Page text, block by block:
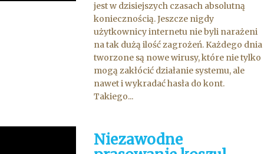
jest w dzisiejszych czasach absolutną
koniecznością. Jeszcze nigdy
użytkownicy internetu nie byli narażeni
na tak dużą ilość zagrożeń. Każdego dnia
tworzone są nowe wirusy, które nie tylko
mogą zakłócić działanie systemu, ale
nawet i wykradać hasła do kont.
Takiego...
Niezawodne